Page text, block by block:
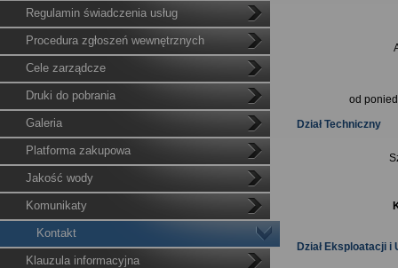
Regulamin świadczenia usług
Procedura zgłoszeń wewnętrznych
Cele zarządcze
Druki do pobrania
Galeria
Platforma zakupowa
Jakość wody
Komunikaty
Kontakt
Klauzula informacyjna
od
Dział Techniczny
Dział Eksploatacji i